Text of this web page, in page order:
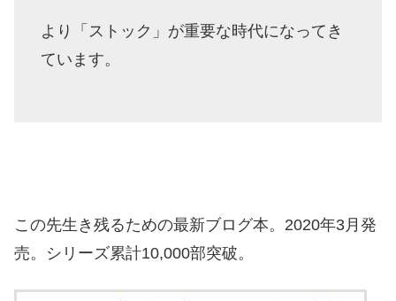
より「ストック」が重要な時代になってき
ています。
この先生き残るための最新ブログ本。2020年3月発
売。シリーズ累計10,000部突破。